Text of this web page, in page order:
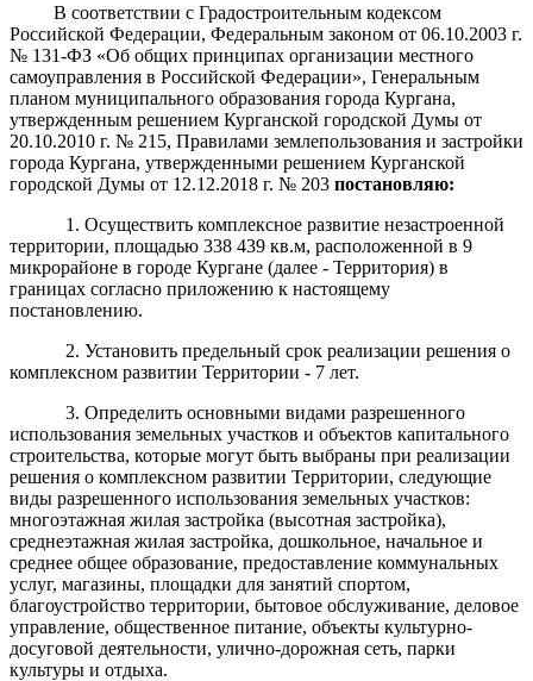
В соответствии с Градостроительным кодексом
Российской Федерации, Федеральным законом от 06.10.2003 г.
№ 131-ФЗ «Об общих принципах организации местного
самоуправления в Российской Федерации», Генеральным
планом муниципального образования города Кургана,
утвержденным решением Курганской городской Думы от
20.10.2010 г. № 215, Правилами землепользования и застройки
города Кургана, утвержденными решением Курганской
городской Думы от 12.12.2018 г. № 203 постановляю:
1. Осуществить комплексное развитие незастроенной
территории, площадью 338 439 кв.м, расположенной в 9
микрорайоне в городе Кургане (далее - Территория) в
границах согласно приложению к настоящему
постановлению.
2. Установить предельный срок реализации решения о
комплексном развитии Территории - 7 лет.
3. Определить основными видами разрешенного
использования земельных участков и объектов капитального
строительства, которые могут быть выбраны при реализации
решения о комплексном развитии Территории, следующие
виды разрешенного использования земельных участков:
многоэтажная жилая застройка (высотная застройка),
среднеэтажная жилая застройка, дошкольное, начальное и
среднее общее образование, предоставление коммунальных
услуг, магазины, площадки для занятий спортом,
благоустройство территории, бытовое обслуживание, деловое
управление, общественное питание, объекты культурно-
досуговой деятельности, улично-дорожная сеть, парки
культуры и отдыха.